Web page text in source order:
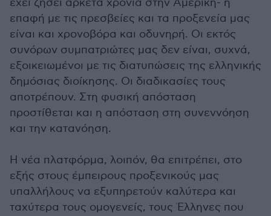
έχει ζήσει αρκετά χρόνια στην Αμερική- η
επαφή με τις πρεσβείες και τα προξενεία μας
είναι και χρονοβόρα και οδυνηρή. Οι εκτός
συνόρων συμπατριώτες μας δεν είναι, συχνά,
εξοικειωμένοι με τις διατυπώσεις της ελληνικής
δημόσιας διοίκησης. Οι διαδικασίες τους
αποτρέπουν. Στη φυσική απόσταση
προστίθεται και η απόσταση στη συνεννόηση
και την κατανόηση.
Η νέα πλατφόρμα, λοιπόν, θα επιτρέπει, στο
εξής στους έμπειρους προξενικούς μας
υπαλλήλους να εξυπηρετούν καλύτερα και
ταχύτερα τους ομογενείς, τους Έλληνες που